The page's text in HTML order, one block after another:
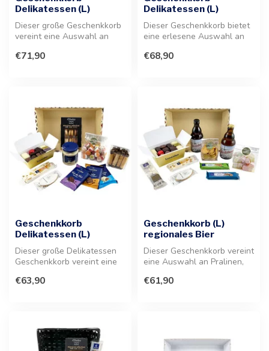
Delikatessen (L)
Dieser große Geschenkkorb
vereint eine Auswahl an
Ma...
€71,90
Delikatessen (L)
Dieser Geschenkkorb bietet
eine erlesene Auswahl an
Leckereien,...
€68,90
Geschenkkorb
Delikatessen (L)
Dieser große Delikatessen
Geschenkkorb vereint eine
Nougat, ...
€63,90
Geschenkkorb (L)
regionales Bier
Dieser Geschenkkorb vereint
eine Auswahl an Pralinen,
€61,90